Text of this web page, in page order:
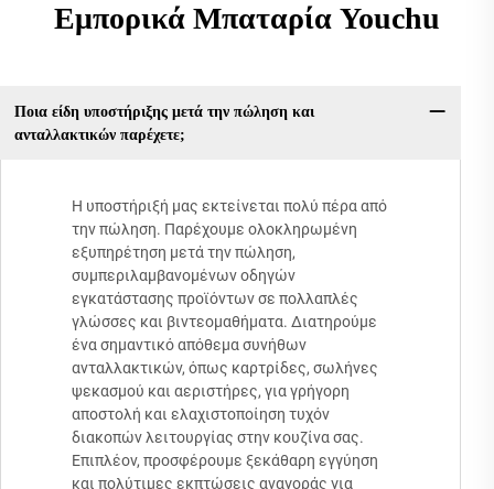
Εμπορικά Μπαταρία Youchu
Ποια είδη υποστήριξης μετά την πώληση και
ανταλλακτικών παρέχετε;
Η υποστήριξή μας εκτείνεται πολύ πέρα από
την πώληση. Παρέχουμε ολοκληρωμένη
εξυπηρέτηση μετά την πώληση,
συμπεριλαμβανομένων οδηγών
εγκατάστασης προϊόντων σε πολλαπλές
γλώσσες και βιντεομαθήματα. Διατηρούμε
ένα σημαντικό απόθεμα συνήθων
ανταλλακτικών, όπως καρτρίδες, σωλήνες
ψεκασμού και αεριστήρες, για γρήγορη
αποστολή και ελαχιστοποίηση τυχόν
διακοπών λειτουργίας στην κουζίνα σας.
Επιπλέον, προσφέρουμε ξεκάθαρη εγγύηση
και πολύτιμες εκπτώσεις αναγοράς για